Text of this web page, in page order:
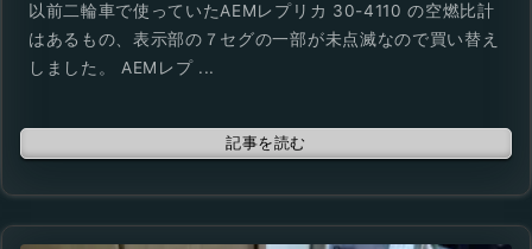
以前二輪車で使っていたAEMレプリカ 30-4110 の空燃比計
はあるもの、表示部の７セグの一部が未点滅なので買い替え
しました。 AEMレプ ...
記事を読む